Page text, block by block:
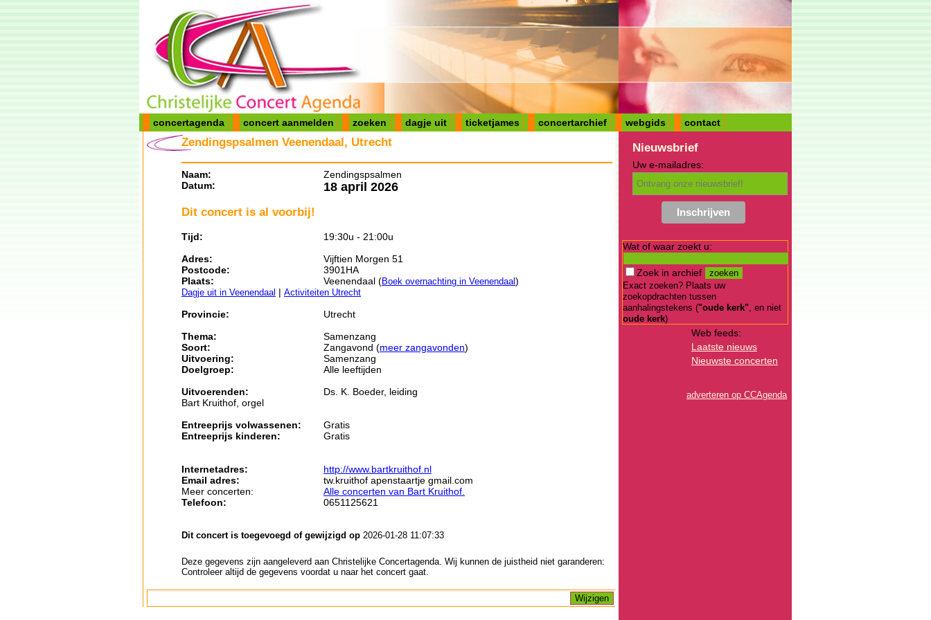
concertagenda concert aanmelden zoeken dagje uit ticketjames concertarchief webgids contact
Zendingspsalmen Veenendaal, Utrecht
Naam:
Zendingspsalmen
Datum:
18 april 2026
Dit concert is al voorbij!
Tijd:
19:30u - 21:00u
Adres:
Vijftien Morgen 51
Postcode:
3901HA
Plaats:
Veenendaal (Boek overnachting in Veenendaal)
Dagje uit in Veenendaal | Activiteiten Utrecht
Provincie:
Utrecht
Thema:
Samenzang
Soort:
Zangavond (meer zangavonden)
Uitvoering:
Samenzang
Doelgroep:
Alle leeftijden
Uitvoerenden:
Ds. K. Boeder, leiding
Bart Kruithof, orgel
Entreeprijs volwassenen:
Gratis
Entreeprijs kinderen:
Gratis
Internetadres:
http://www.bartkruithof.nl
Email adres:
tw.kruithof apenstaartje gmail.com
Meer concerten:
Alle concerten van Bart Kruithof.
Telefoon:
0651125621
Dit concert is toegevoegd of gewijzigd op 2026-01-28 11:07:33
Deze gegevens zijn aangeleverd aan Christelijke Concertagenda. Wij kunnen de juistheid niet garanderen:
Controleer altijd de gegevens voordat u naar het concert gaat.
Nieuwsbrief
Uw e-mailadres:
Wat of waar zoekt u:
Zoek in archief
Exact zoeken? Plaats uw
zoekopdrachten tussen
aanhalingstekens ("oude kerk", en niet
oude kerk)
Web feeds:
Laatste nieuws
Nieuwste concerten
adverteren op CCAgenda